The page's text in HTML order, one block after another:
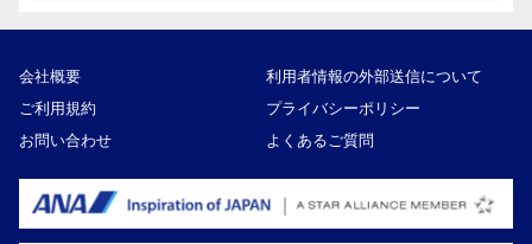
会社概要
利用者情報の外部送信について
ご利用規約
プライバシーポリシー
お問い合わせ
よくあるご質問